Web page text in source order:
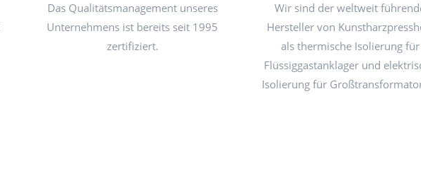
Das Qualitätsmanagement unseres
Unternehmens ist bereits seit 1995
zertifiziert.
Wir sind der weltweit
Hersteller von
als thermische Isolierung für
Flüssiggastanklager und
Isolierung für